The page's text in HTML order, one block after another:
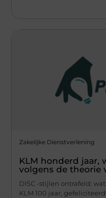
Zakelijke Dienstverlening
KLM honderd jaar,
volgens de theorie
DISC -stijlen ontrafeld:
KLM 100 jaar,